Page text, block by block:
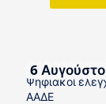
6
Ψηφιακοί
ΑΑΔΕ